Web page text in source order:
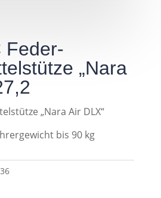
Feder-
„Nara
„Nara Air DLX“
bis 90 kg